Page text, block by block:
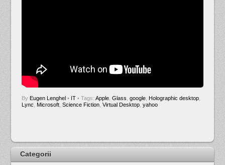
By Eugen Lenghel• IT • Tags: Apple, Glass google, Holographic desktop,
Lync
Microsoft, Science Fiction, Virtual Desktop, yahoo
Categorii